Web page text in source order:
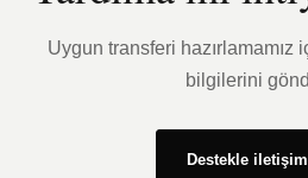
Uygun transferi hazırlamamız
bilgilerini
Destekle